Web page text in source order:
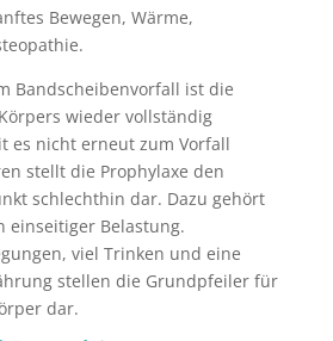
Bewegen, Wärme,
Bandscheibenvorfall ist die
wieder vollständig
es nicht erneut zum Vorfall
stellt die Prophylaxe den
schlechthin dar. Dazu gehört
einseitiger Belastung.
viel Trinken und eine
stellen die Grundpfeiler für
dar.